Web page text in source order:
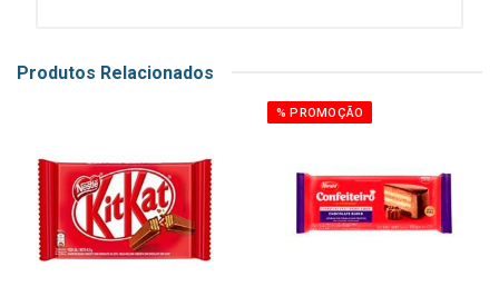
Produtos Relacionados
% PROMOÇÃO